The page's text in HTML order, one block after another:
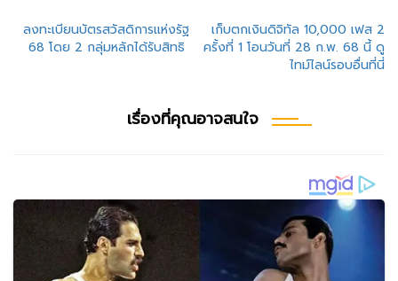
แนะแนว
เรื่อง
ลงทะเบียนบัตรสวัสดิการแห่งรัฐ
68 โดย 2 กลุ่มหลักได้รับสิทธิ
เก็บตกเงินดิจิทัล 10,000 เฟส 2
ครั้งที่ 1 โอนวันที่ 28 ก.พ. 68 นี้ ดู
ไทม์ไลน์รอบอื่นที่นี่
เรื่องที่คุณอาจสนใจ